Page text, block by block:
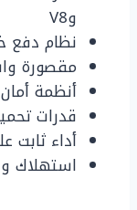
وV8
نظام دفع
مقصورة
أنظمة
قدرات
أداء ثابت
استهلاك